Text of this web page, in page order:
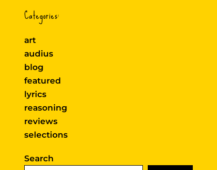
Categories:
art
audius
blog
featured
lyrics
reasoning
reviews
selections
Search